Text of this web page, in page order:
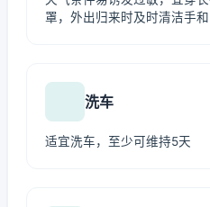
罩，外出归来时及时清洁手和
洗车
适宜洗车，至少可维持5天